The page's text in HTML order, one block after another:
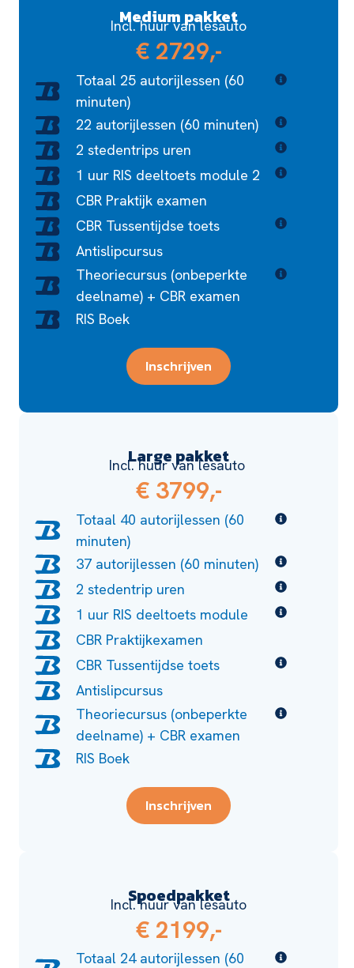
Medium pakket
Incl. huur van lesauto
€ 2729,-
Totaal 25 autorijlessen (60
minuten)
22 autorijlessen (60 minuten)
2 stedentrips uren
1 uur RIS deeltoets module 2
CBR Praktijk examen
CBR Tussentijdse toets
Antislipcursus
Theoriecursus (onbeperkte
deelname) + CBR examen
RIS Boek
Inschrijven
Large pakket
Incl. huur van lesauto
€ 3799,-
Totaal 40 autorijlessen (60
minuten)
37 autorijlessen (60 minuten)
2 stedentrip uren
1 uur RIS deeltoets module
CBR Praktijkexamen
CBR Tussentijdse toets
Antislipcursus
Theoriecursus (onbeperkte
deelname) + CBR examen
RIS Boek
Inschrijven
Spoedpakket
Incl. huur van lesauto
€ 2199,-
Totaal 24 autorijlessen (60